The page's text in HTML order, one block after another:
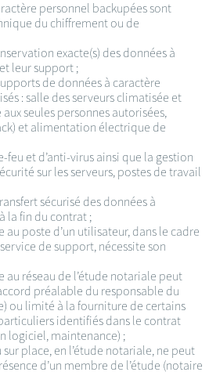
personnel backupées sont
du chiffrement ou de
exacte(s) des données à
leur support ;
de données à caractère
: salle des serveurs climatisée et
seules personnes autorisées,
et alimentation électrique de
feu et d’anti-virus ainsi que la gestion
sur les serveurs, postes de travail
sécurisé des données à
la fin du contrat ;
au poste d’un utilisateur, dans le cadre
de support, nécessite son
au réseau de l’étude notariale peut
préalable du responsable du
ou limité à la fourniture de certains
identifiés dans le contrat
logiciel, maintenance) ;
sur place, en l’étude notariale, ne peut
d’un membre de l’étude (notaire